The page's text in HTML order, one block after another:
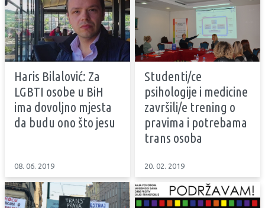
Haris Bilalović: Za
LGBTI osobe u BiH
ima dovoljno mjesta
da budu ono što jesu
08. 06. 2019
Studenti/ce
psihologije i medicine
završili/e trening o
pravima i potrebama
trans osoba
20. 02. 2019